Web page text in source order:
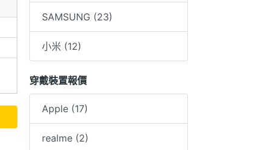
SAMSUNG (23)
小米 (12)
穿戴裝置報價
Apple (17)
realme (2)